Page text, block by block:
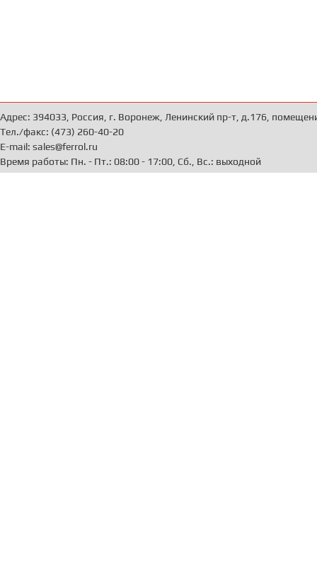
Адрес: 394033, Россия, г. Воронеж, Ленинский пр-т, д.176,
Тел./факс: (473) 260-40-20
E-mail: sales@ferrol.ru
Время работы: Пн. - Пт.: 08:00 - 17:00, Сб., Вс.: выходной